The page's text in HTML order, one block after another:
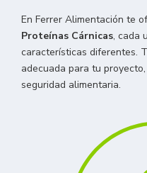
En Ferrer Alimentación te
Proteínas Cárnicas, cada
características diferentes.
adecuada para tu
seguridad alimentaria.